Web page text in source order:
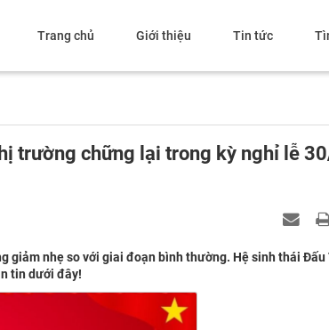
Trang chủ Giới thiệu Tin tức
trường chững lại trong kỳ nghỉ lễ
giảm nhẹ so với giai đoạn bình thường. Hệ sinh thái Đấu
tin dưới đây!